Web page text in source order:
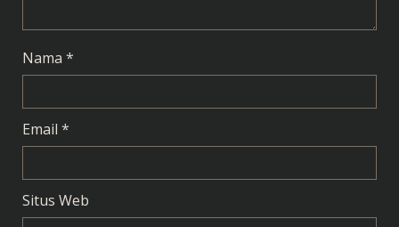
n
g
Nama *
Email *
Situs Web